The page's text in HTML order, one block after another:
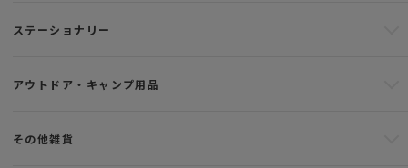
ステーショナリー
アウトドア・キャンプ用品
その他雑貨